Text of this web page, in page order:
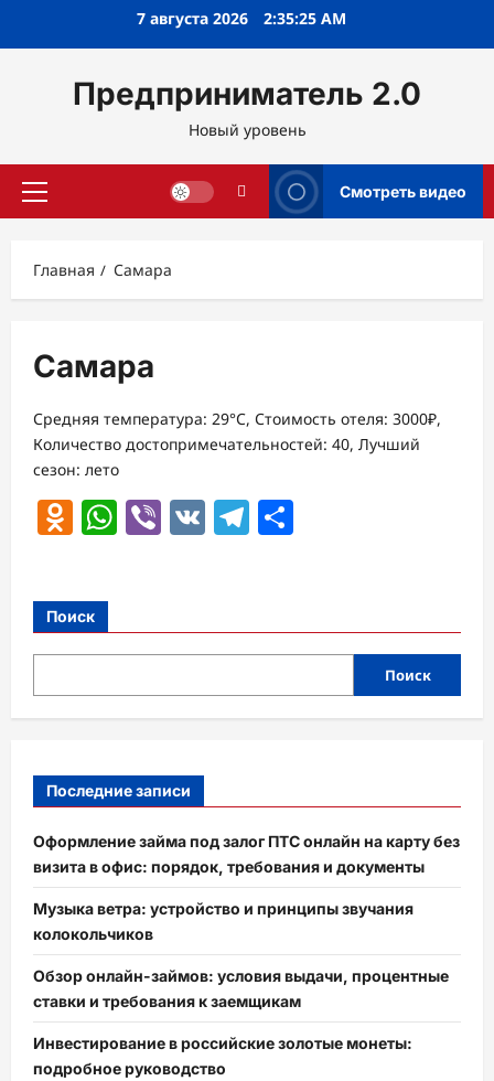
7 августа 2026 2:35:26 AM
Предприниматель 2.0
Новый уровень
Основное
Смотреть видео
Главная Самара
Самара
Средняя температура: 29°C, Стоимость отеля: 3000₽,
Количество достопримечательностей: 40, Лучший
сезон: лето
Odnoklassniki
WhatsApp
Viber
VK Telegram
Поиск
Поиск
Последние записи
Оформление займа под залог ПТС онлайн на карту без
визита в офис: порядок, требования и документы
Музыка ветра: устройство и принципы звучания
колокольчиков
Обзор онлайн-займов: условия выдачи, процентные
ставки и требования к заемщикам
Инвестирование в российские золотые монеты:
подробное руководство